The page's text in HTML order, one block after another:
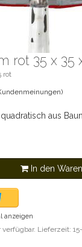
rot 35 x 35
rot
aus
In den
anzeigen
Lieferzeit: